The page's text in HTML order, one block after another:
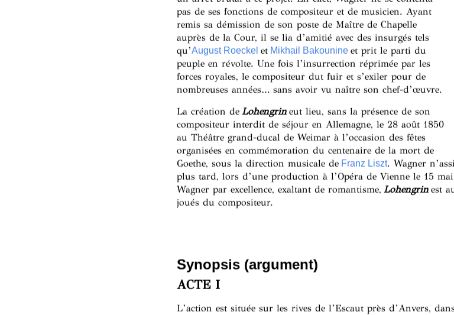
pas de ses fonctions de compositeur et de musicien. Ayant
remis sa démission de son poste de Maître de Chapelle
auprès de la Cour, il se lia d’amitié avec des insurgés tels
qu’August Roeckel et Mikhail Bakounineet prit le parti du
peuple en révolte. Une fois l’insurrection réprimée par les
forces royales, le compositeur dut fuir et s’exiler pour de
nombreuses années… sans avoir vu naître son chef-d’œuvre.
La création de Lohengrin eut lieu, sans la présence de son
compositeur interdit de séjour en Allemagne, le 28 août 1850
au Théâtre grand-ducal de Weimar à l’occasion des fêtes
organisées en commémoration du centenaire de la mort de
Goethe, sous la direction musicale de Franz Liszt. Wagner
plus tard, lors d’une production à l’Opéra de Vienne le 15
Wagner par excellence, exaltant de romantisme, Lohengrinest
joués du compositeur.
Synopsis (argument)
ACTE I
L’action est située sur les rives de l’Escaut près d’Anvers,